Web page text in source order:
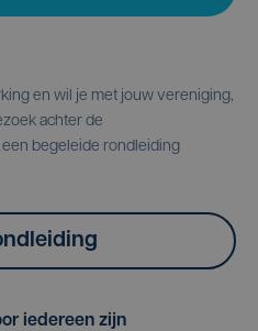
en wil je met jouw vereniging,
achter de
begeleide rondleiding
iedereen zijn